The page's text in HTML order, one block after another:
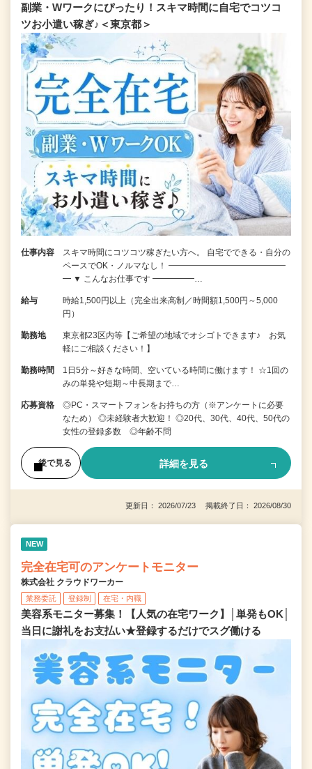
副業・Wワークにぴったり！スキマ時間に自宅でコツコ
ツお小遣い稼ぎ♪＜東京都＞
仕事内容
スキマ時間にコツコツ稼ぎたい方へ。 自宅でできる・自分の
ペースでOK・ノルマなし！ ━━━━━━━━━━━━━━
━ ▼ こんなお仕事です ━━━━━…
給与
時給1,500円以上（完全出来高制／時間額1,500円～5,000
円）
勤務地
東京都23区内等【ご希望の地域でオシゴトできます♪ お気
軽にご相談ください！】
勤務時間
1日5分～好きな時間、空いている時間に働けます！ ☆1回の
みの単発や短期～中長期まで…
応募資格
◎PC・スマートフォンをお持ちの方（※アンケートに必要
なため） ◎未経験者大歓迎！ ◎20代、30代、40代、50代の
女性の登録多数 ◎年齢不問
後で見る 詳細を見る
更新日： 2026/07/23 掲載終了日： 2026/08/30
NEW
完全在宅可のアンケートモニター
株式会社 クラウドワーカー
業務委託 登録制 在宅・内職
美容系モニター募集！【人気の在宅ワーク】│単発もOK│
当日に謝礼をお支払い★登録するだけでスグ働ける